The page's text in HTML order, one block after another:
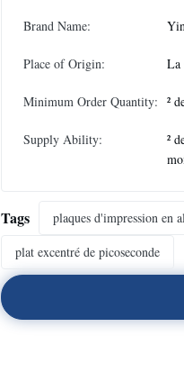
Brand Name:
Place of Origin: La
Minimum Order Quantity: ²
Supply Ability:
²
Tags plaques d'impression en
plat excentré de picoseconde